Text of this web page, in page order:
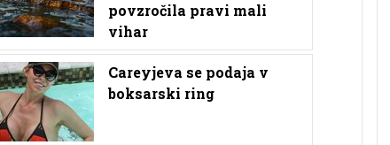
povzročila pravi mali
vihar
Careyjeva se podaja v
boksarski ring